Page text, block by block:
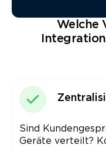
Welche
Sind
Geräte verteilt?